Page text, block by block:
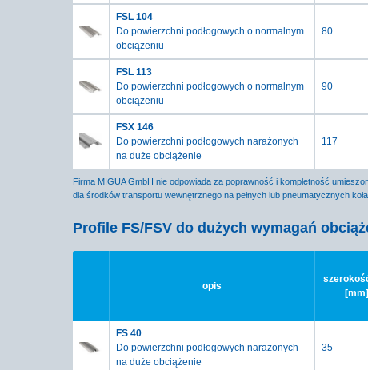
FSL 104
Do powierzchni podłogowych o normalnym
obciążeniu
80
FSL 113
Do powierzchni podłogowych o normalnym
obciążeniu
90
FSX 146
Do powierzchni podłogowych narażonych
na duże obciążenie
117
Firma MIGUA GmbH nie odpowiada za poprawność i kompletność
dla środków transportu wewnętrznego na pełnych lub pneumatycznych
Profile FS/FSV do dużych wymagań
opis
[mm]
FS 40
Do powierzchni podłogowych narażonych
na duże obciążenie
35